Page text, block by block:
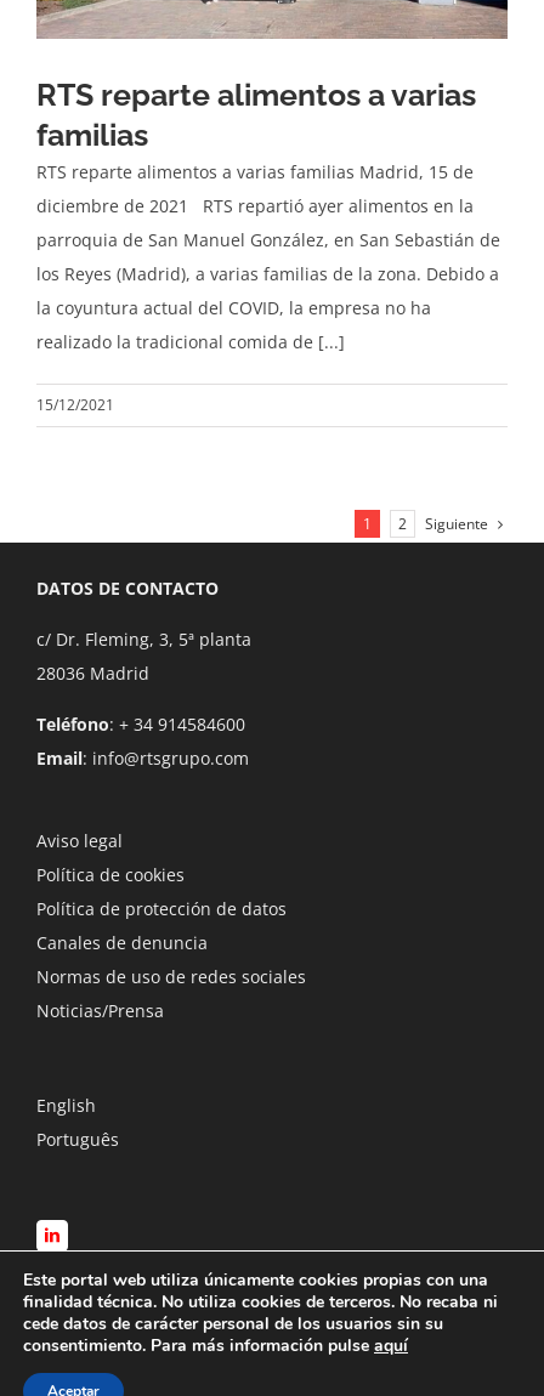
RTS reparte alimentos a varias
familias
RTS reparte alimentos a varias familias Madrid, 15 de
diciembre de 2021 RTS repartió ayer alimentos en la
parroquia de San Manuel González, en San Sebastián de
los Reyes (Madrid), a varias familias de la zona. Debido a
la coyuntura actual del COVID, la empresa no ha
realizado la tradicional comida de [...]
15/12/2021
1 2 Siguiente
DATOS DE CONTACTO
c/ Dr. Fleming, 3, 5ª planta
28036 Madrid
Teléfono: + 34 914584600
Email: info@rtsgrupo.com
Aviso legal
Política de cookies
Política de protección de datos
Canales de denuncia
Normas de uso de redes sociales
Noticias/Prensa
English
Português
© Copyright
Este portal web utiliza únicamente cookies propias con una
finalidad técnica. No utiliza cookies de terceros. No recaba ni
cede datos de carácter personal de los usuarios sin su
consentimiento. Para más información pulse aquí
Aceptar